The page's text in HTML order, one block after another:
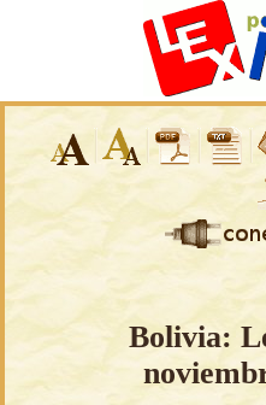
Bolivia: